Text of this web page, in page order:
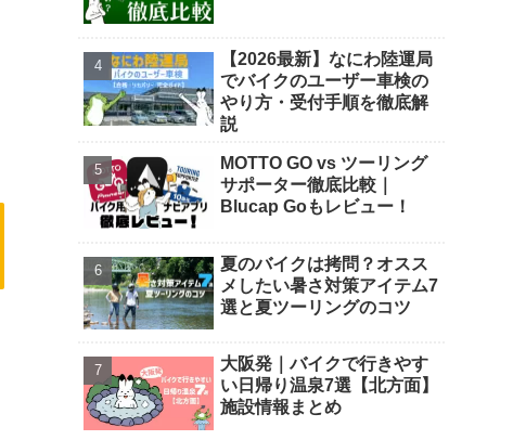
【2026最新】なにわ陸運局
でバイクのユーザー車検の
やり方・受付手順を徹底解
説
MOTTO GO vs ツーリング
サポーター徹底比較｜
Blucap Goもレビュー！
夏のバイクは拷問？オスス
メしたい暑さ対策アイテム7
選と夏ツーリングのコツ
大阪発｜バイクで行きやす
い日帰り温泉7選【北方面】
施設情報まとめ